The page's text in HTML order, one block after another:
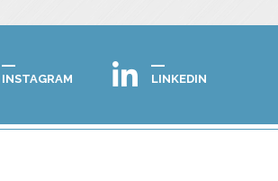
INSTAGRAM LINKEDIN